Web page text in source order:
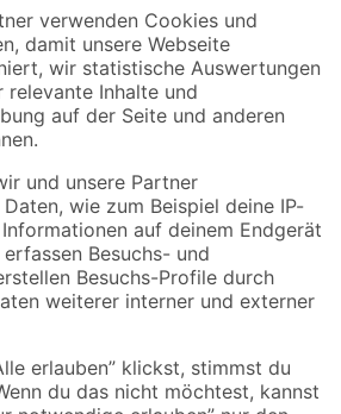
und Aktionen mehr verpassen!
Versandarten